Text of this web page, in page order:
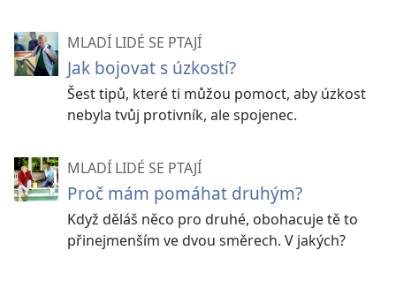
MLADÍ LIDÉ SE PTAJÍ
Jak bojovat s úzkostí?
Šest tipů, které ti můžou pomoct, aby úzkost
nebyla tvůj protivník, ale spojenec.
MLADÍ LIDÉ SE PTAJÍ
Proč mám pomáhat druhým?
Když děláš něco pro druhé, obohacuje tě to
přinejmenším ve dvou směrech. V jakých?